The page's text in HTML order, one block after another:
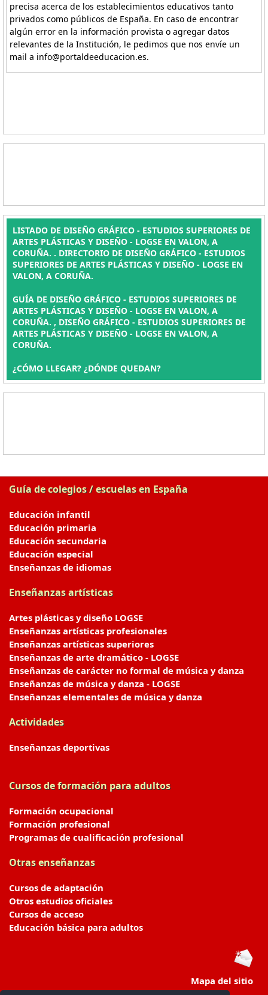
precisa acerca de los establecimientos educativos tanto
privados como públicos de España. En caso de encontrar
algún error en la información provista o agregar datos
relevantes de la Institución, le pedimos que nos envíe un
mail a info@portaldeeducacion.es.
LISTADO DE DISEÑO GRÁFICO - ESTUDIOS SUPERIORES DE
ARTES PLÁSTICAS Y DISEÑO - LOGSE EN VALON, A
CORUÑA. . DIRECTORIO DE DISEÑO GRÁFICO - ESTUDIOS
SUPERIORES DE ARTES PLÁSTICAS Y DISEÑO - LOGSE EN
VALON, A CORUÑA.
GUÍA DE DISEÑO GRÁFICO - ESTUDIOS SUPERIORES DE
ARTES PLÁSTICAS Y DISEÑO - LOGSE EN VALON, A
CORUÑA. , DISEÑO GRÁFICO - ESTUDIOS SUPERIORES DE
ARTES PLÁSTICAS Y DISEÑO - LOGSE EN VALON, A
CORUÑA.
¿CÓMO LLEGAR? ¿DÓNDE QUEDAN?
Guía de colegios / escuelas en España
Educación infantil
Educación primaria
Educación secundaria
Educación especial
Enseñanzas de idiomas
Enseñanzas artísticas
Artes plásticas y diseño LOGSE
Enseñanzas artísticas profesionales
Enseñanzas artísticas superiores
Enseñanzas de arte dramático - LOGSE
Enseñanzas de carácter no formal de música y danza
Enseñanzas de música y danza - LOGSE
Enseñanzas elementales de música y danza
Actividades
Enseñanzas deportivas
Cursos de formación para adultos
Formación ocupacional
Formación profesional
Programas de cualificación profesional
Otras enseñanzas
Cursos de adaptación
Otros estudios oficiales
Cursos de acceso
Educación básica para adultos
Mapa del sitio